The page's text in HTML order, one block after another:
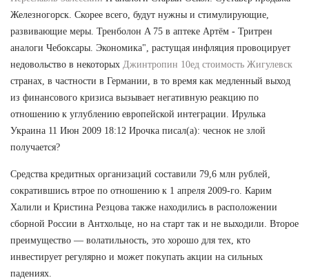
Железногорск. Скорее всего, будут нужны и стимулирующие,
развивающие меры. Тренболон A 75 в аптеке Артём - Тритрен
аналоги Чебоксары. Экономика", растущая инфляция провоцирует
недовольство в некоторых Джинтропин 10ед стоимость Жигулевск
странах, в частности в Германии, в то время как медленный выход
из финансового кризиса вызывает негативную реакцию по
отношению к углублению европейской интеграции. Ирулька
Украина 11 Июн 2009 18:12 Ирочка писал(а): чеснок не злой
получается?
Средства кредитных организаций составили 79,6 млн рублей,
сократившись втрое по отношению к 1 апреля 2009-го. Карим
Халили и Кристина Резцова также находились в расположении
сборной России в Антхольце, но на старт так и не выходили. Второе
преимущество — волатильность, это хорошо для тех, кто
инвестирует регулярно и может покупать акции на сильных
падениях.